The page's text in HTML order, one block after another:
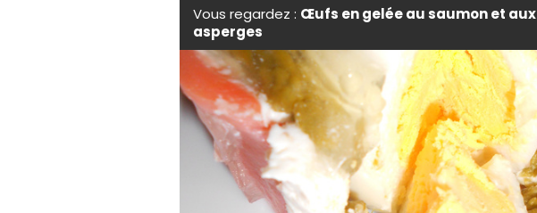
Vous regardez : Œufs en gelée au saumon et aux
asperges